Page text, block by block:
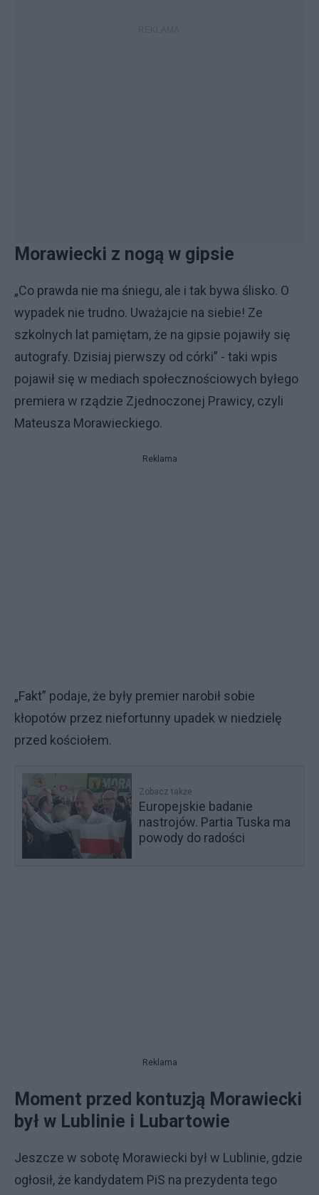
Morawiecki z nogą w gipsie
„Co prawda nie ma śniegu, ale i tak bywa ślisko. O
wypadek nie trudno. Uważajcie na siebie! Ze
szkolnych lat pamiętam, że na gipsie pojawiły się
autografy. Dzisiaj pierwszy od córki” - taki wpis
pojawił się w mediach społecznościowych byłego
premiera w rządzie Zjednoczonej Prawicy, czyli
Mateusza Morawieckiego.
Reklama
„Fakt” podaje, że były premier narobił sobie
kłopotów przez niefortunny upadek w niedzielę
przed kościołem.
Zobacz także
Europejskie badanie
nastrojów. Partia Tuska ma
powody do radości
Reklama
Moment przed kontuzją Morawiecki
był w Lublinie i Lubartowie
Jeszcze w sobotę Morawiecki był w Lublinie, gdzie
ogłosił, że kandydatem PiS na prezydenta tego